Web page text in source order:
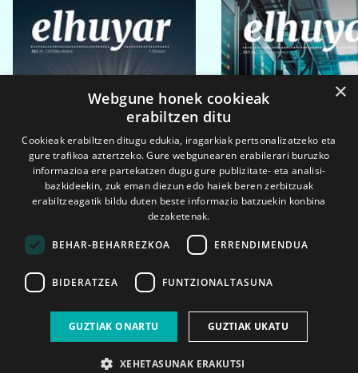
2026ko eka. 1a 2026ko mar. 1a
×
Webgune honek cookieak
erabiltzen ditu
Cookieak erabiltzen ditugu edukia, iragarkiak pertsonalizatzeko eta
gure trafikoa aztertzeko. Gure webgunearen erabilerari buruzko
informazioa ere partekatzen dugu gure publizitate- eta analisi-
bazkideekin, zuk eman diezun edo haiek beren zerbitzuak
erabiltzeagatik bildu duten beste informazio batzuekin konbina
dezaketenak.
BEHAR-BEHARREZKOA ERRENDIMENDUA
BIDERATZEA FUNTZIONALTASUNA
GUZTIAK ONARTU GUZTIAK UKATU
XEHETASUNAK ERAKUTSI